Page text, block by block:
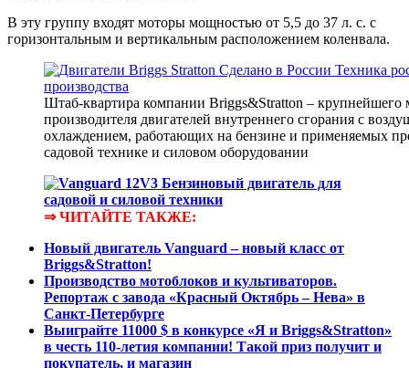
В эту группу входят моторы мощностью от 5,5 до 37 л. с. с
горизонтальным и вертикальным расположением коленвала.
Штаб-квартира компании Briggs&Stratton – крупнейшего
производителя двигателей внутреннего сгорания с
охлаждением, работающих на бензине и применяемых
садовой технике и силовом оборудовании
⇒ ЧИТАЙТЕ ТАКЖЕ:
Новый двигатель Vanguard – новый класс от
Briggs&Stratton!
Производство мотоблоков и культиваторов.
Репортаж с завода «Красный Октябрь – Нева» в
Санкт-Петербурге
Выиграйте 11000 $ в конкурсе «Я и Briggs&Stratton»
в честь 110-летия компании! Такой приз получит и
покупатель, и магазин